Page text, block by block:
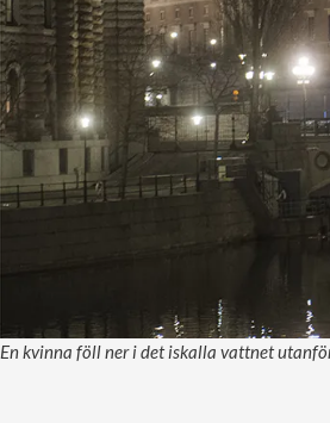
En kvinna föll ner i det iskalla vattnet